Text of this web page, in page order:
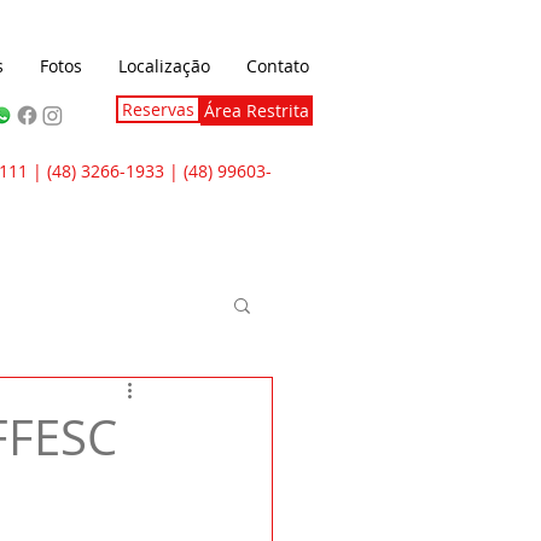
Fotos Localização
Contato
Reservas Área Restrita
| (48) 3266-1933 | (48) 99603-